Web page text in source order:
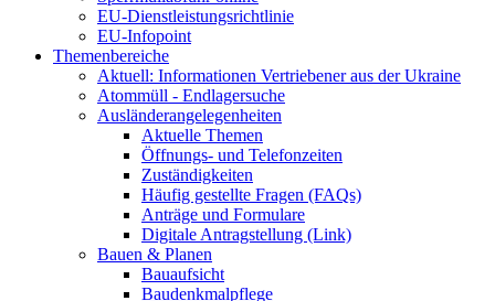
EU-Dienstleistungsrichtlinie
EU-Infopoint
Themenbereiche
Aktuell: Informationen Vertriebener aus der Ukraine
Atommüll - Endlagersuche
Ausländerangelegenheiten
Aktuelle Themen
Öffnungs- und Telefonzeiten
Zuständigkeiten
Häufig gestellte Fragen (FAQs)
Anträge und Formulare
Digitale Antragstellung (Link)
Bauen & Planen
Bauaufsicht
Baudenkmalpflege